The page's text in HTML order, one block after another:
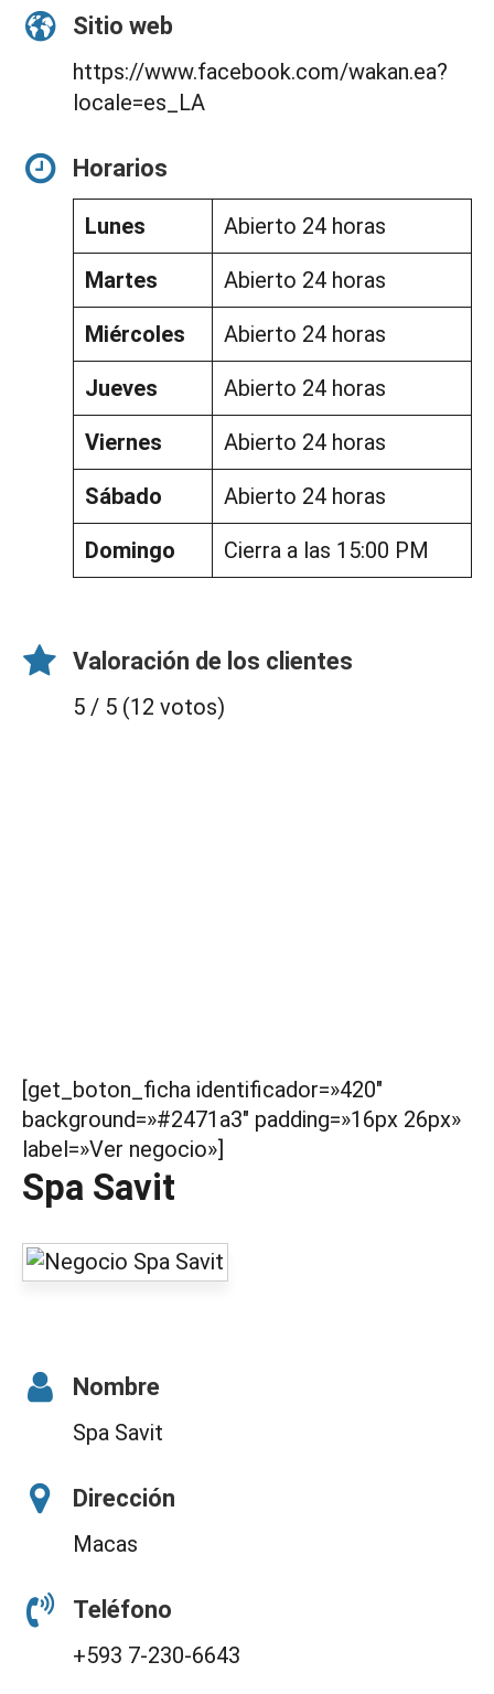
Sitio web
https://www.facebook.com/wakan.ea?
locale=es_LA
Horarios
Lunes Abierto 24 horas
Martes Abierto 24 horas
Miércoles Abierto 24 horas
Jueves Abierto 24 horas
Viernes Abierto 24 horas
Sábado Abierto 24 horas
Domingo Cierra a las 15:00 PM
Valoración de los clientes
5 / 5 (12 votos)
[get_boton_ficha identificador=»420″
background=»#2471a3″ padding=»16px 26px»
label=»Ver negocio»]
Spa Savit
Nombre
Spa Savit
Dirección
Macas
Teléfono
+593 7-230-6643